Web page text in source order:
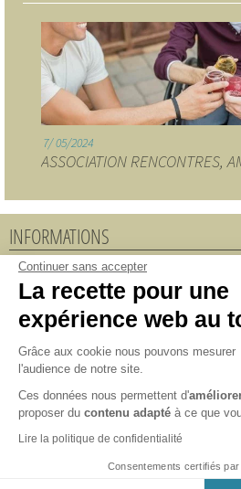
Continuer sans accepter
La recette pour une
expérience web au
Grâce aux cookie nous pouvons mesurer
l'audience de notre site.
Ces données nous permettent d'
proposer du contenu adapté à ce que
Lire la politique de confidentialité
Consentements certifiés par
7 05/2024
ASSOCIATION RENCONTRES,
INFORMATIONS
Accueil
Adhérer au CAVA 49
Notre équipe
Partenaires
Mentions légales
Plan du site
Politique de confidentialité